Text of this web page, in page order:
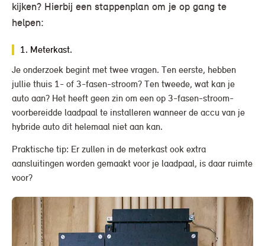
kijken? Hierbij een stappenplan om je op gang te
helpen:
1. Meterkast.
Je onderzoek begint met twee vragen. Ten eerste, hebben
jullie thuis 1- of 3-fasen-stroom? Ten tweede, wat kan je
auto aan? Het heeft geen zin om een op 3-fasen-stroom-
voorbereidde laadpaal te installeren wanneer de accu van je
hybride auto dit helemaal niet aan kan.
Praktische tip: Er zullen in de meterkast ook extra
aansluitingen worden gemaakt voor je laadpaal, is daar ruimte
voor?